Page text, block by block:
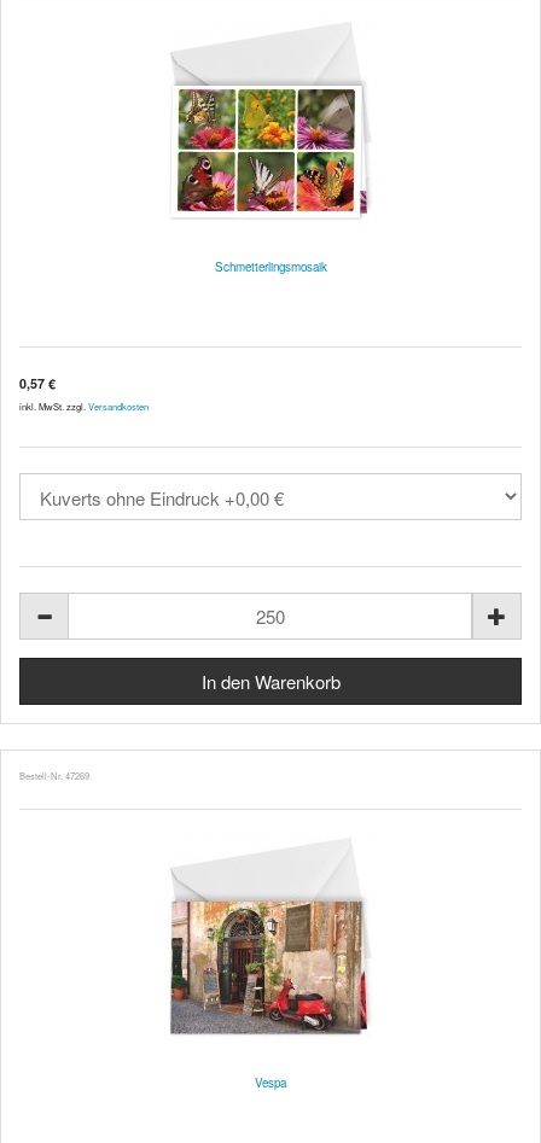
Schmetterlingsmosaik
0,57 €
inkl. MwSt. zzgl. Versandkosten
Bestell-Nr. 47269
Vespa